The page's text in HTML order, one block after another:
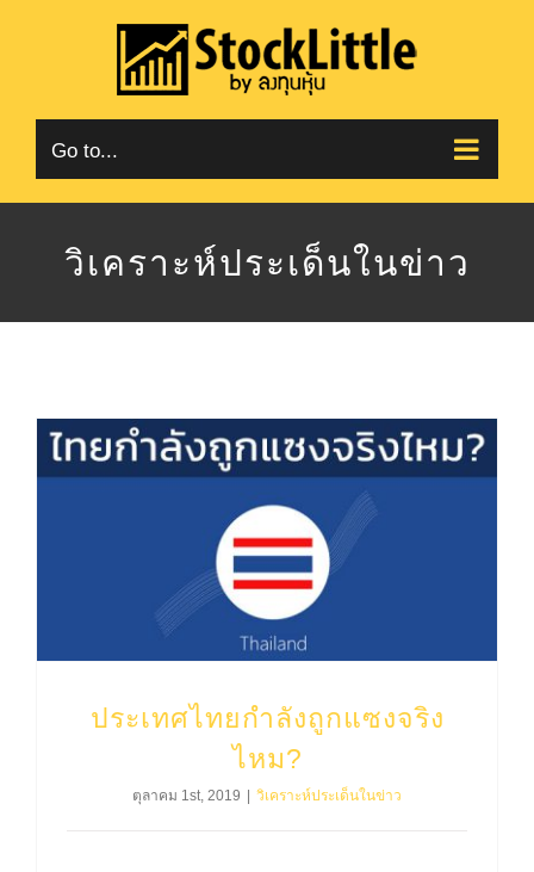
content
Go to...
วิเคราะห์ประเด็นในข่าว
ประเทศไทยกำลังถูกแซงจริง
ไหม?
ตุลาคม 1st, 2019 | วิเคราะห์ประเด็นในข่าว